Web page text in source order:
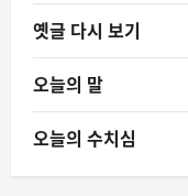
옛글 다시 보기
오늘의 말
오늘의 수치심